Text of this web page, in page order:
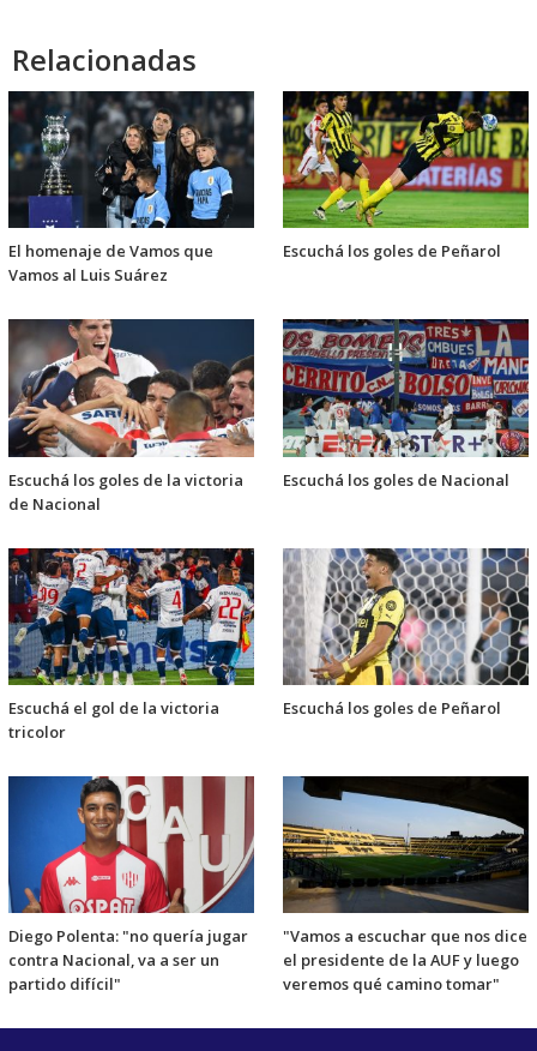
Relacionadas
El homenaje de Vamos que
Vamos al Luis Suárez
Escuchá los goles de Peñarol
Escuchá los goles de la victoria
de Nacional
Escuchá los goles de Nacional
Escuchá el gol de la victoria
tricolor
Escuchá los goles de Peñarol
Diego Polenta: "no quería jugar
contra Nacional, va a ser un
partido difícil"
"Vamos a escuchar que nos dice
el presidente de la AUF y luego
veremos qué camino tomar"